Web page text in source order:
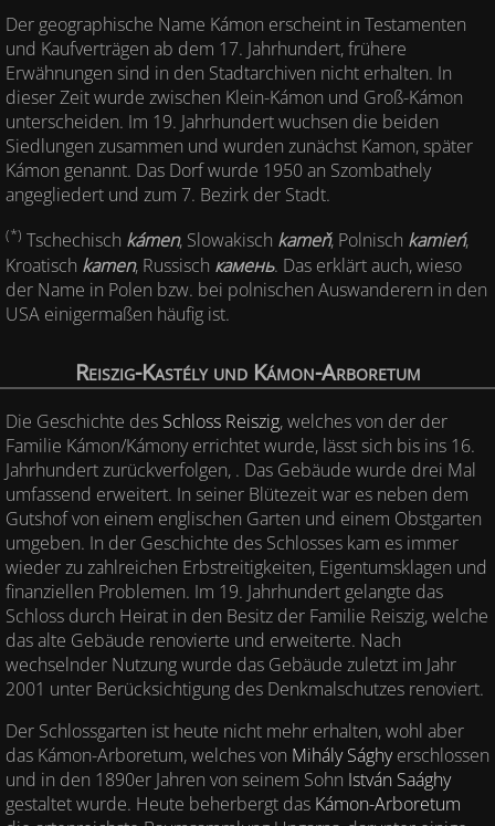
Der geographische Name Kámon erscheint in Testamenten
und Kaufverträgen ab dem 17. Jahrhundert, frühere
Erwähnungen sind in den Stadtarchiven nicht erhalten. In
dieser Zeit wurde zwischen Klein-Kámon und Groß-Kámon
unterscheiden. Im 19. Jahrhundert wuchsen die beiden
Siedlungen zusammen und wurden zunächst Kamon, später
Kámon genannt. Das Dorf wurde 1950 an Szombathely
angegliedert und zum 7. Bezirk der Stadt.
(*) Tschechisch kámen, Slowakisch kameň, Polnisch kamień,
Kroatisch kamen, Russisch камень. Das erklärt auch, wieso
der Name in Polen bzw. bei polnischen Auswanderern in den
USA einigermaßen häufig ist.
Reiszig-Kastély und Kámon-Arboretum
Die Geschichte des Schloss Reiszig, welches von der der
Familie Kámon/Kámony errichtet wurde, lässt sich bis ins 16.
Jahrhundert zurückverfolgen, . Das Gebäude wurde drei Mal
umfassend erweitert. In seiner Blütezeit war es neben dem
Gutshof von einem englischen Garten und einem Obstgarten
umgeben. In der Geschichte des Schlosses kam es immer
wieder zu zahlreichen Erbstreitigkeiten, Eigentumsklagen und
finanziellen Problemen. Im 19. Jahrhundert gelangte das
Schloss durch Heirat in den Besitz der Familie Reiszig, welche
das alte Gebäude renovierte und erweiterte. Nach
wechselnder Nutzung wurde das Gebäude zuletzt im Jahr
2001 unter Berücksichtigung des Denkmalschutzes renoviert.
Der Schlossgarten ist heute nicht mehr erhalten, wohl aber
das Kámon-Arboretum, welches von Mihály Sághyerschlossen
und in den 1890er Jahren von seinem Sohn István Saághy
gestaltet wurde. Heute beherbergt das Kámon-Arboretum